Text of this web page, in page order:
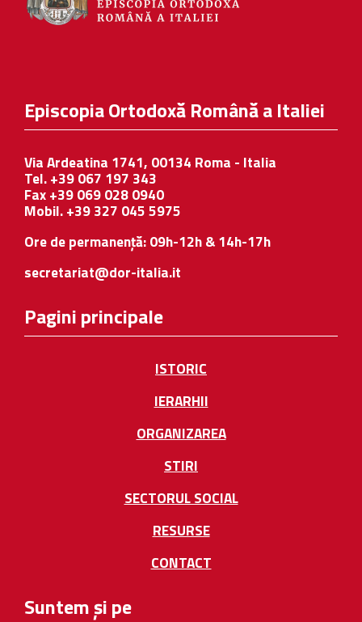
Episcopia Ortodoxă Română a Italiei
Via Ardeatina 1741, 00134 Roma - Italia
Tel. +39 067 197 343
Fax +39 069 028 0940
Mobil. +39 327 045 5975
Ore de permanență: 09h-12h & 14h-17h
secretariat@dor-italia.it
Pagini principale
ISTORIC
IERARHII
ORGANIZAREA
STIRI
SECTORUL SOCIAL
RESURSE
CONTACT
Suntem și pe